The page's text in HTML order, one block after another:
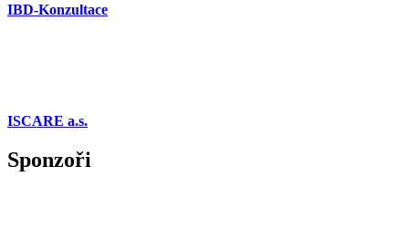
IBD-Konzultace
ISCARE a.s.
Sponzoři